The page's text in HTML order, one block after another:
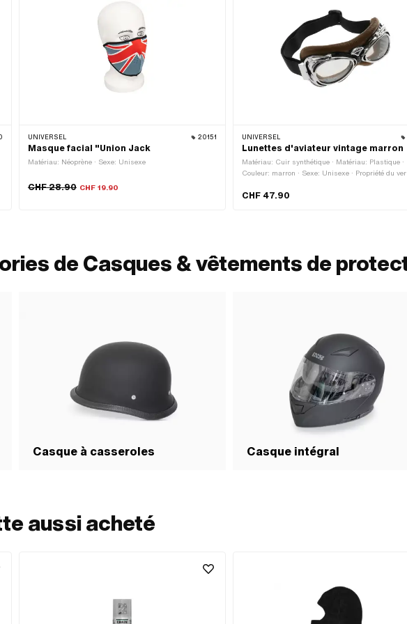
UNIVERSEL 20151
Masque facial "Union Jack
Matériau: Néoprène · Sexe: Unisexe
CHF 28.90 CHF 19.90
UNIVERSEL
Lunettes d'aviateur vintage marron
Matériau: Cuir synthétique · Matériau: Plastique ·
Couleur: marron · Sexe: Unisexe · Propriété du
du verre: teinté
CHF 47.90
de Casques & vêtements de
Casque à casseroles Casque intégral
aussi acheté